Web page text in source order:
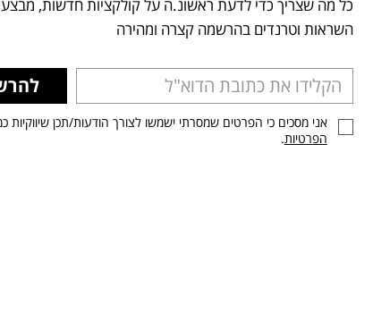
כל מה שצריך כדי לדעת ראשונ.ה על קולקציות חדשות,
השראות וטרנדים בהרשמה קצרה ומהירה
אני מסכים כי הפרטים שמסרתי ישמשו לצורך הודעות/תכן שיווקיות
הפרטיות.